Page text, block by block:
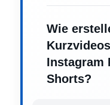
Wie
Instagram
Shorts?